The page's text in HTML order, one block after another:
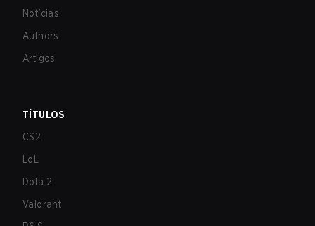
Notícias
Authors
Artigos
TÍTULOS
CS2
LoL
Dota 2
Valorant